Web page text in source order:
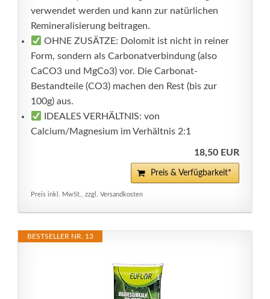
verwendet werden und kann zur natürlichen
Remineralisierung beitragen.
OHNE ZUSÄTZE: Dolomit ist nicht in reiner
Form, sondern als Carbonatverbindung (also
CaCO3 und MgCo3) vor. Die Carbonat-
Bestandteile (CO3) machen den Rest (bis zur
100g) aus.
IDEALES VERHÄLTNIS: von
Calcium/Magnesium im Verhältnis 2:1
18,50 EUR
Preis & Verfügbarkeit*
Preis inkl. MwSt., zzgl. Versandkosten
BESTSELLER NR. 13